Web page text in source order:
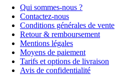
Qui sommes-nous ?
Contactez-nous
Conditions générales de vente
Retour & remboursement
Mentions légales
Moyens de paiement
Tarifs et options de livraison
Avis de confidentialité